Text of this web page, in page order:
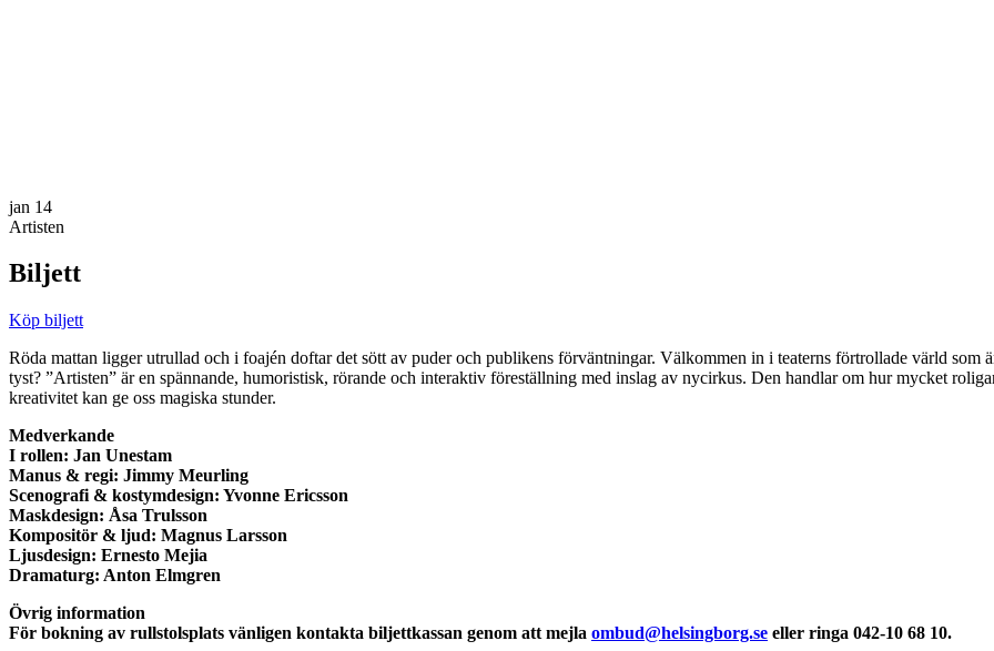
jan 14
Artisten
Biljett
Köp biljett
Röda mattan ligger utrullad och i foajén doftar det sött av puder och publikens förväntningar. Välkommen in i teaterns förtrollade värld
tyst? ”Artisten” är en spännande, humoristisk, rörande och interaktiv föreställning med inslag av nycirkus. Den handlar om hur mycket
kreativitet kan ge oss magiska stunder.
Medverkande
I rollen: Jan Unestam
Manus & regi: Jimmy Meurling
Scenografi & kostymdesign: Yvonne Ericsson
Maskdesign: Åsa Trulsson
Kompositör & ljud: Magnus Larsson
Ljusdesign: Ernesto Mejia
Dramaturg: Anton Elmgren
Övrig information
För bokning av rullstolsplats vänligen kontakta biljettkassan genom att mejla ombud@helsingborg.se eller ringa 042-10 68 10.